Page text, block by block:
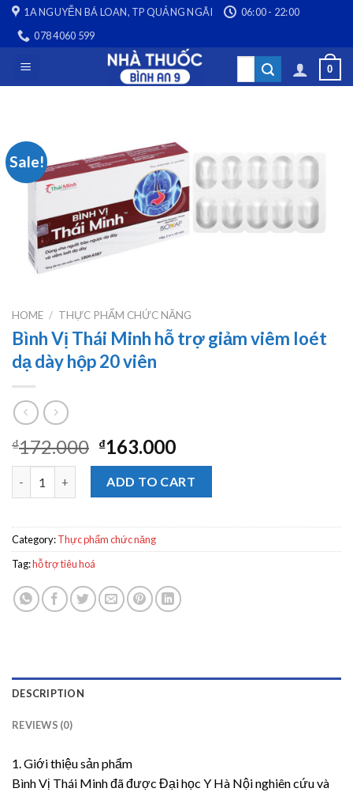
Skip
content
1A NGUYỄN BÁ LOAN, TP QUẢNG NGÃI
06:00 - 22:00
078 4060 599
Search
0
Sale!
HOME / THỰC PHẨM CHỨC NĂNG
Bình Vị Thái Minh hỗ trợ giảm viêm loét
dạ dày hộp 20 viên
₫172.000 ₫163.000
ADD TO CART
Category:Thực phẩm chức năng
Tag:hỗ trợ tiêu hoá
DESCRIPTION
REVIEWS (0)
1. Giới thiệu sản phẩm
Bình Vị Thái Minh đã được Đại học Y Hà Nội nghiên cứu và